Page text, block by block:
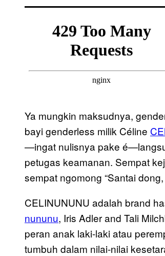
Ya mungkin maksudnya,
bayi genderless milik Céline
—ingat nulisnya pake
petugas keamanan. Sempat
sempat ngomong “Santai
CELINUNUNU adalah brand
nununu, Iris Adler and Tali
peran anak laki-laki atau
tumbuh dalam nilai-nilai